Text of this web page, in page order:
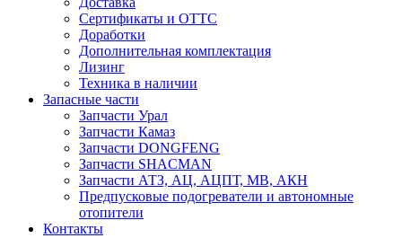
Сертификаты и ОТТС
Доработки
Дополнительная комплектация
Лизинг
Техника в наличии
Запасные части
Запчасти Урал
Запчасти Камаз
Запчасти DONGFENG
Запчасти SHACMAN
Запчасти АТЗ, АЦ, АЦПТ, МВ, АКН
Предпусковые подогреватели и автономные
отопители
Контакты